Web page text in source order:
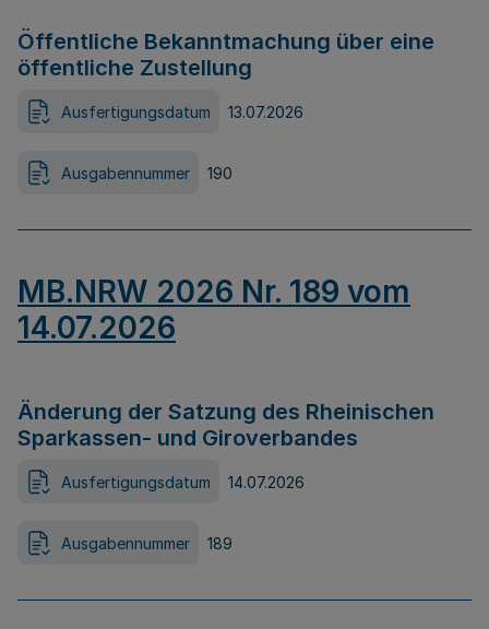
Öffentliche Bekanntmachung über eine
öffentliche Zustellung
Ausfertigungsdatum 13.07.2026
Ausgabennummer 190
MB.NRW 2026 Nr. 189 vom
14.07.2026
Änderung der Satzung des Rheinischen
Sparkassen- und Giroverbandes
Ausfertigungsdatum 14.07.2026
Ausgabennummer 189